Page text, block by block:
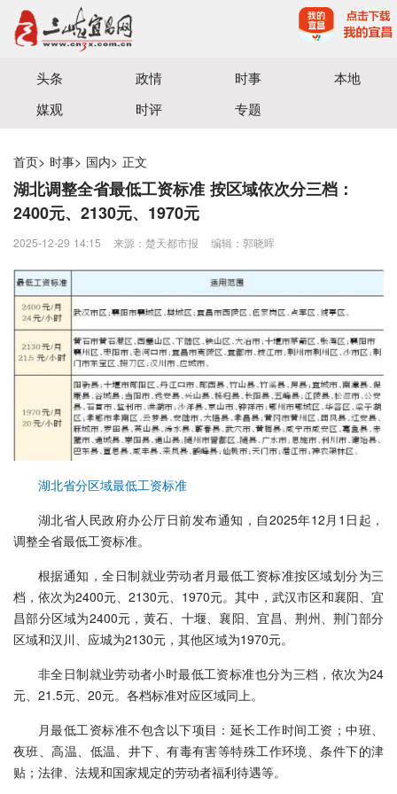
宜昌三峡融媒体中心主办
头条 政情 时事
本地
媒观
时评 专题
首页> 时事> 国内> 正文
湖北调整全省最低工资标准 按区域依次分三档：
2400元、2130元、1970元
2025-12-29 14:15 来源：楚天都市报 编辑：郭晓晖
湖北省分区域最低工资标准
湖北省人民政府办公厅日前发布通知，自2025年12月1日起，
调整全省最低工资标准。
根据通知，全日制就业劳动者月最低工资标准按区域划分为三
档，依次为2400元、2130元、1970元。其中，武汉市区和襄阳、宜
昌部分区域为2400元，黄石、十堰、襄阳、宜昌、荆州、荆门部分
区域和汉川、应城为2130元，其他区域为1970元。
非全日制就业劳动者小时最低工资标准也分为三档，依次为24
元、21.5元、20元。各档标准对应区域同上。
月最低工资标准不包含以下项目：延长工作时间工资；中班、
夜班、高温、低温、井下、有毒有害等特殊工作环境、条件下的津
贴；法律、法规和国家规定的劳动者福利待遇等。